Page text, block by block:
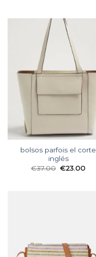
bolsos parfois el corte
inglés
€37.00 €23.00